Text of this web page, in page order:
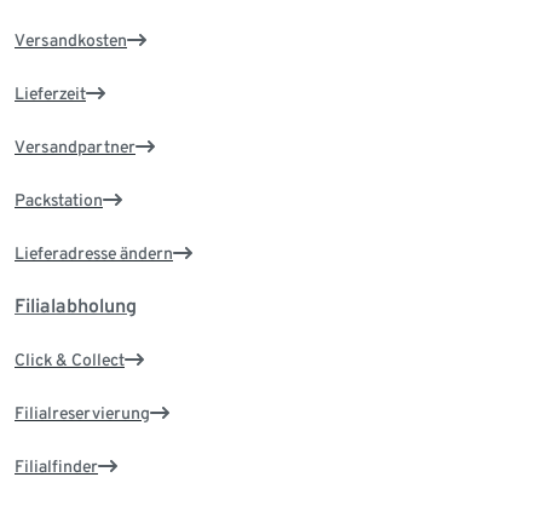
Versandkosten
Lieferzeit
Versandpartner
Packstation
Lieferadresse ändern
Filialabholung
Click & Collect
Filialreservierung
Filialfinder